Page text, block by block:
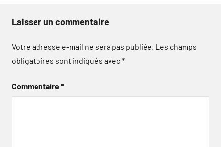
Laisser un commentaire
Votre adresse e-mail ne sera pas publiée. Les champs
obligatoires sont indiqués avec*
Commentaire*